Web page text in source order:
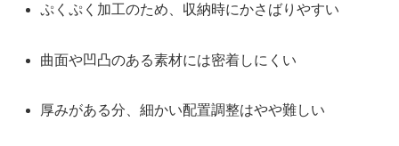
ぷくぷく加工のため、収納時にかさばりやすい
曲面や凹凸のある素材には密着しにくい
厚みがある分、細かい配置調整はやや難しい